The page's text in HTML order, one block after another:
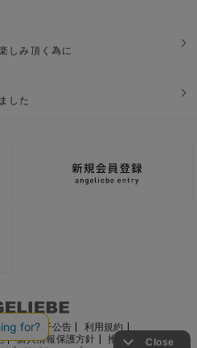
しみ頂く為に
した
要 電子公告
利用規約
個人情報保護方針
推奨環境